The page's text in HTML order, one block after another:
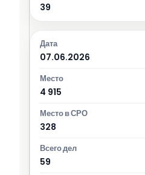
39
07.06.2026
4 915
328
59